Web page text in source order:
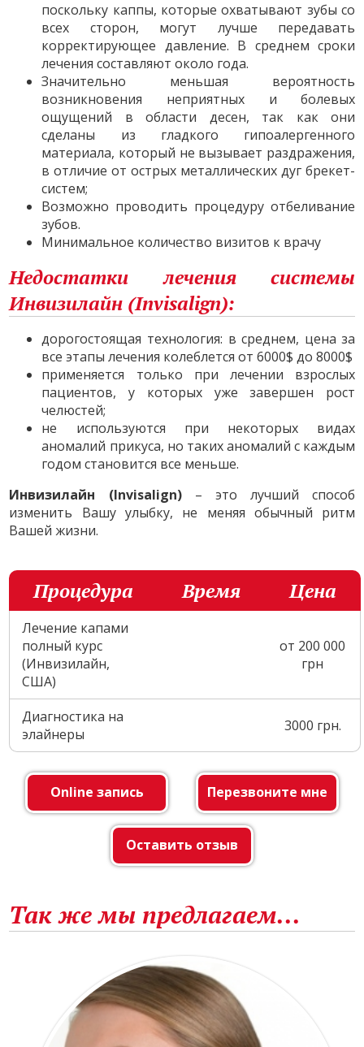
поскольку каппы, которые охватывают зубы со
всех сторон, могут лучше передавать
корректирующее давление. В среднем сроки
лечения составляют около года.
Значительно меньшая вероятность
возникновения неприятных и болевых
ощущений в области десен, так как они
сделаны из гладкого гипоалергенного
материала, который не вызывает раздражения,
в отличие от острых металлических дуг брекет-
систем;
Возможно проводить процедуру отбеливание
зубов.
Минимальное количество визитов к врачу
Недостатки лечения системы
Инвизилайн (Invisalign):
дорогостоящая технология: в среднем, цена за
все этапы лечения колеблется от 6000$ до 8000$
применяется только при лечении взрослых
пациентов, у которых уже завершен рост
челюстей;
не используются при некоторых видах
аномалий прикуса, но таких аномалий с каждым
годом становится все меньше.
Инвизилайн (Invisalign) – это лучший способ
изменить Вашу улыбку, не меняя обычный ритм
Вашей жизни.
Процедура Время Цена
Лечение капами
полный курс
(Инвизилайн,
США)
от 200 000
грн
Диагностика на
элайнеры
3000 грн.
Online запись Перезвоните мне
Оставить отзыв
Так же мы предлагаем...